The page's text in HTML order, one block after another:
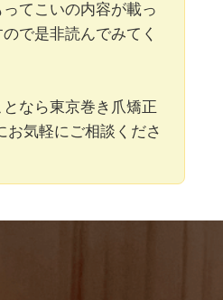
てこいの内容が載っ
で是非読んでみてく
なら東京巻き爪矯正
お気軽にご相談くださ